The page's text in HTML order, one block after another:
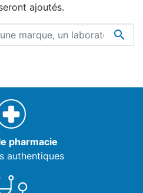
ajoutés.

pharmacie
authentiques